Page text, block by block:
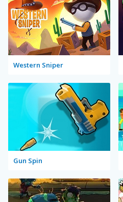
Western Sniper
Gun Spin